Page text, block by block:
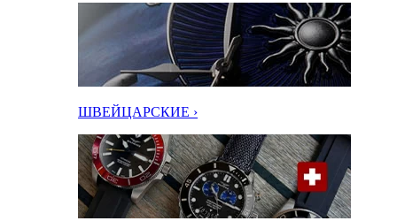
ШВЕЙЦАРСКИЕ ›